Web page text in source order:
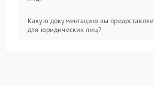
Какую документацию вы
для юридических лиц?